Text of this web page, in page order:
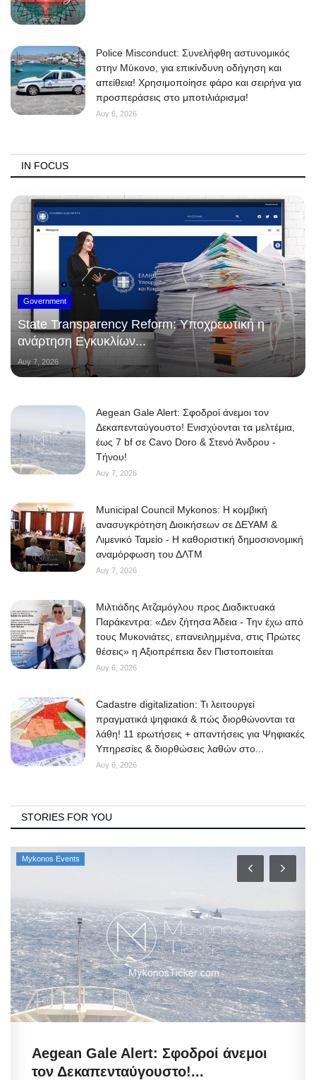
Police Misconduct: Συνελήφθη αστυνομικός
στην Μύκονο, για επικίνδυνη οδήγηση και
απείθεια! Χρησιμοποίησε φάρο και σειρήνα για
προσπεράσεις στο μποτιλιάρισμα!
Αυγ 6, 2026
IN FOCUS
Government
State Transparency Reform: Υποχρεωτική η
ανάρτηση Εγκυκλίων...
Αυγ 7, 2026
Aegean Gale Alert: Σφοδροί άνεμοι τον
Δεκαπενταύγουστο! Ενισχύονται τα μελτέμια,
έως 7 bf σε Cavo Doro & Στενό Άνδρου -
Τήνου!
Αυγ 7, 2026
Municipal Council Mykonos: Η κομβική
ανασυγκρότηση Διοικήσεων σε ΔΕΥΑΜ &
Λιμενικό Ταμείο - Η καθοριστική δημοσιονομική
αναμόρφωση του ΔΛΤΜ
Αυγ 7, 2026
Μιλτιάδης Ατζαμόγλου προς Διαδικτυακά
Παράκεντρα: «Δεν ζήτησα Άδεια - Την έχω από
τους Μυκονιάτες, επανειλημμένα, στις Πρώτες
θέσεις» η Αξιοπρέπεια δεν Πιστοποιείται
Αυγ 6, 2026
Cadastre digitalization: Τι λειτουργεί
πραγματικά ψηφιακά & πώς διορθώνονται τα
λάθη! 11 ερωτήσεις + απαντήσεις για Ψηφιακές
Υπηρεσίες & διορθώσεις λαθών στο...
Αυγ 6, 2026
STORIES FOR YOU
Mykonos Events
Aegean Gale Alert: Σφοδροί άνεμοι
τον Δεκαπενταύγουστο!...